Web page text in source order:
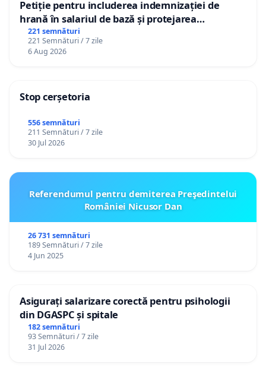
Petiție pentru includerea indemnizației de
hrană în salariul de bază și protejarea
gradațiilor de vechime pentru asistenții
personali
221 semnături
221 Semnături / 7 zile
6 Aug 2026
Stop cerșetoria
556 semnături
211 Semnături / 7 zile
30 Jul 2026
Referendumul pentru demiterea Preşedintelui
României Nicusor Dan
26 731 semnături
189 Semnături / 7 zile
4 Jun 2025
Asigurați salarizare corectă pentru psihologii
din DGASPC și spitale
182 semnături
93 Semnături / 7 zile
31 Jul 2026